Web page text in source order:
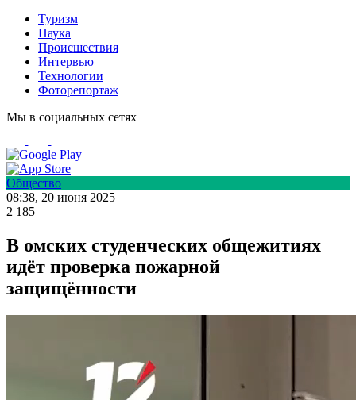
Туризм
Наука
Происшествия
Интервью
Технологии
Фоторепортаж
Мы в социальных сетях
Общество
08:38, 20 июня 2025
2 185
В омских студенческих общежитиях
идёт проверка пожарной
защищённости